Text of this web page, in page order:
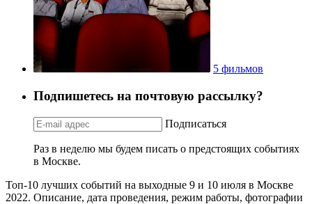
5 фильмов
Подпишетесь на почтовую рассылку?
Подписаться
Раз в неделю мы будем писать о предстоящих событиях
в Москве.
Топ-10 лучших событий на выходные 9 и 10 июля в Москве
2022. Описание, дата проведения, режим работы, фотографии